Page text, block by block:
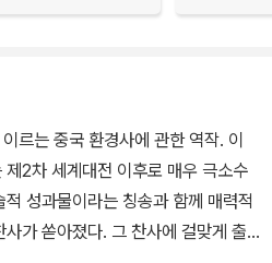
르는 중국 환경사에 관한 역작. 이
2차 세계대전 이후로 매우 극소수
성과물이라는 칭송과 함께 매력적
가 쏟아졌다. 그 찬사에 걸맞게 출